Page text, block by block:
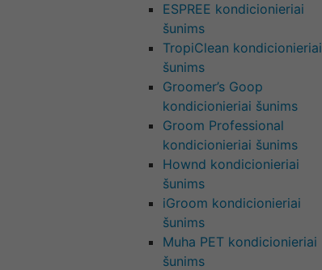
ESPREE kondicionieriai
šunims
TropiClean kondicionieriai
šunims
Groomer’s Goop
kondicionieriai šunims
Groom Professional
kondicionieriai šunims
Hownd kondicionieriai
šunims
iGroom kondicionieriai
šunims
Muha PET kondicionieriai
šunims